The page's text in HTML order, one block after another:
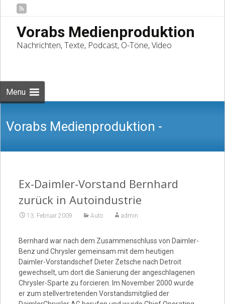
Vorabs Medienproduktion
Nachrichten, Texte, Podcast, O-Töne, Video
Menu
Vorabs Medienproduktion -
Nachrichten, Texte, Podcast, O-Töne,
Ex-Daimler-Vorstand Bernhard
zurück in Autoindustrie
13. Februar 2009 Auto admin
Bernhard war nach dem Zusammenschluss von Daimler-
Benz und Chrysler gemeinsam mit dem heutigen
Daimler-Vorstandschef Dieter Zetsche nach Detroit
gewechselt, um dort die Sanierung der angeschlagenen
Chrysler-Sparte zu forcieren. Im November 2000 wurde
er zum stellvertretenden Vorstandsmitglied der